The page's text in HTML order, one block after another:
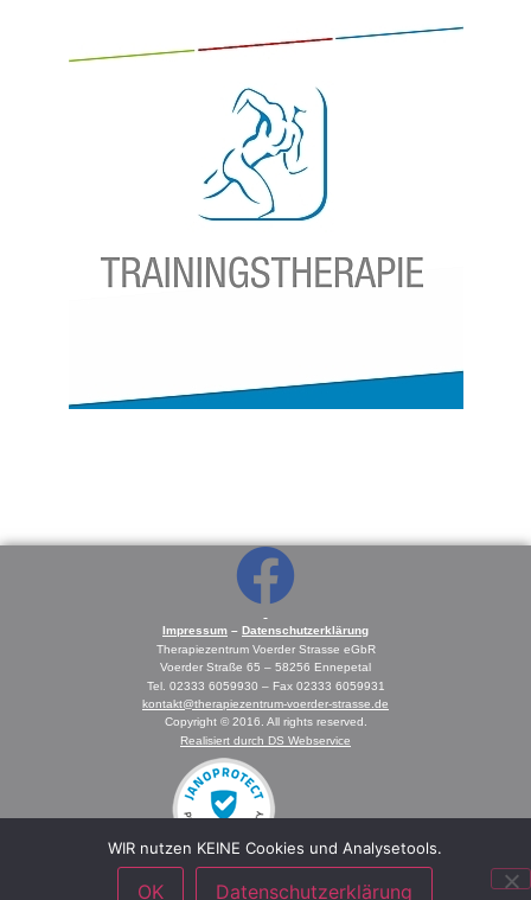
Impressum – Datenschutzerklärung
Therapiezentrum Voerder Strasse eGbR
Voerder Straße 65 – 58256 Ennepetal
Tel. 02333 6059930 – Fax 02333 6059931
kontakt@therapiezentrum-voerder-strasse.de
Copyright © 2016. All rights reserved.
Realisiert durch DS Webservice
WIR nutzen KEINE Cookies und Analysetools.
OK Datenschutzerklärung